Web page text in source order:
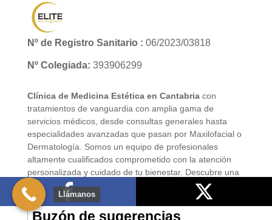
Nº de Registro Sanitario : 06/2023/03818
Nº Colegiada: 393906299
Clínica de Medicina Estética en Cantabriacon
tratamientos de vanguardia con amplia gama de
servicios médicos, desde consultas generales hasta
especialidades avanzadas que pasan por Maxilofacial o
Dermatología. Somos un equipo de profesionales
altamente cualificados comprometido con la atención
personalizada y cuidado de tu bienestar. Descubre una
salud de élite con nosotros.
Buzón de sugerencias
Llámanos